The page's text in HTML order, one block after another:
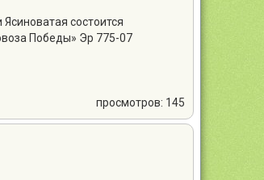
состоится
Победы» Эр 775-07
просмотров: 145